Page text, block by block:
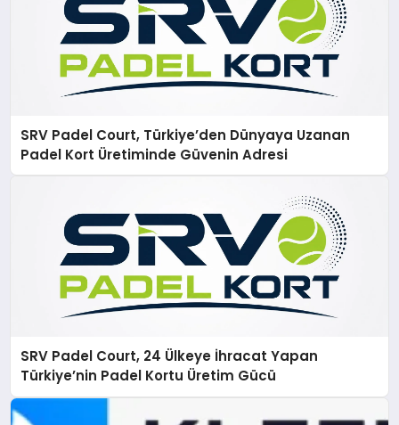
SRV Padel Court, Türkiye’den Dünyaya Uzanan
Padel Kort Üretiminde Güvenin Adresi
SRV Padel Court, 24 Ülkeye İhracat Yapan
Türkiye’nin Padel Kortu Üretim Gücü